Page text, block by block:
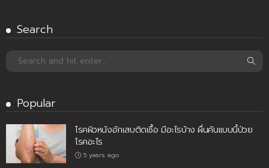
Search
Popular
โรคผิวหนังอักเสบติดเชื้อ มีอะไรบ้าง ผื่นคันแบบนี้ป่วย
โรคอะไร
5 years ago